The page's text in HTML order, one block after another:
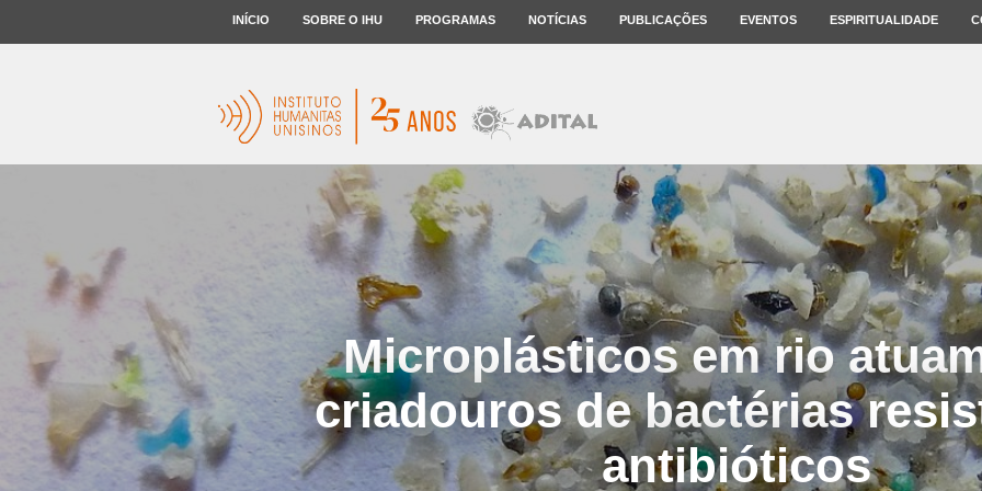
INÍCIO SOBRE O IHU PROGRAMAS NOTÍCIAS PUBLICAÇÕES EVENTOS ESPIRITUALIDADE
Microplásticos em rio
criadouros de bactérias
antibióticos